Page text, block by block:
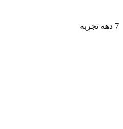
7 دهه تجربه